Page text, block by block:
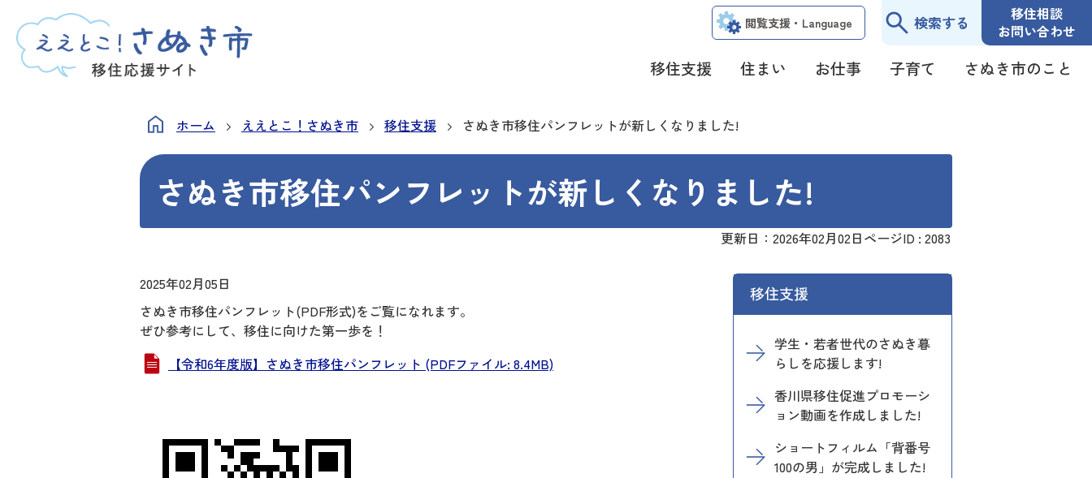
閲覧支援・ Language 検索する
移住相談
お問い合わせ
移住支援 住まい お仕事 子育て さぬき市のこと
ホーム ええとこ！さぬき市 移住支援 さぬき市移住パンフレットが新しくなりました!
さぬき市移住パンフレットが新しくなりました!
更新日：2026年02月02日ページID : 2083
2025年02月05日
さぬき市移住パンフレット(PDF形式)をご覧になれます。
ぜひ参考にして、移住に向けた第一歩を！
【令和6年度版】さぬき市移住パンフレット (PDFファイル: 8.4MB)
移住支援
学生・若者世代のさぬき暮
らしを応援します!
香川県移住促進プロモーシ
ョン動画を作成しました!
ショートフィルム「背番号
100の男」が完成しました!